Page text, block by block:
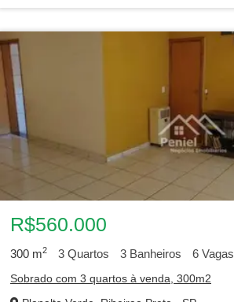
R$560.000
300 m2 3 Quartos 3 Banheiros 6 Vagas
Sobrado com 3 quartos à venda, 300m2